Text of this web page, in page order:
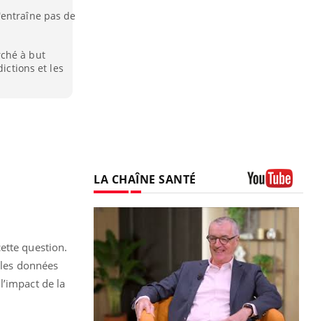
pas de
à but
et les
question.
données
de la
LA CHAÎNE SANTÉ